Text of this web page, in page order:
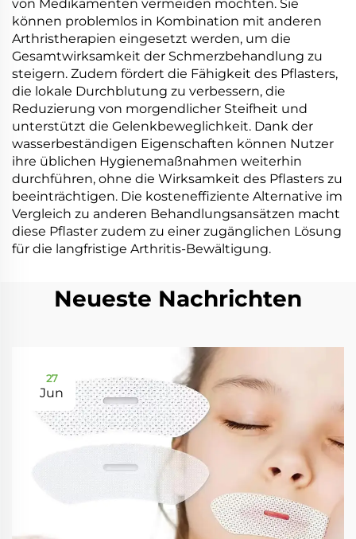
von Medikamenten vermeiden möchten. Sie
können problemlos in Kombination mit anderen
Arthristherapien eingesetzt werden, um die
Gesamtwirksamkeit der Schmerzbehandlung zu
steigern. Zudem fördert die Fähigkeit des Pflasters,
die lokale Durchblutung zu verbessern, die
Reduzierung von morgendlicher Steifheit und
unterstützt die Gelenkbeweglichkeit. Dank der
wasserbeständigen Eigenschaften können Nutzer
ihre üblichen Hygienemaßnahmen weiterhin
durchführen, ohne die Wirksamkeit des Pflasters zu
beeinträchtigen. Die kosteneffiziente Alternative im
Vergleich zu anderen Behandlungsansätzen macht
diese Pflaster zudem zu einer zugänglichen Lösung
für die langfristige Arthritis-Bewältigung.
Neueste Nachrichten
27
Jun